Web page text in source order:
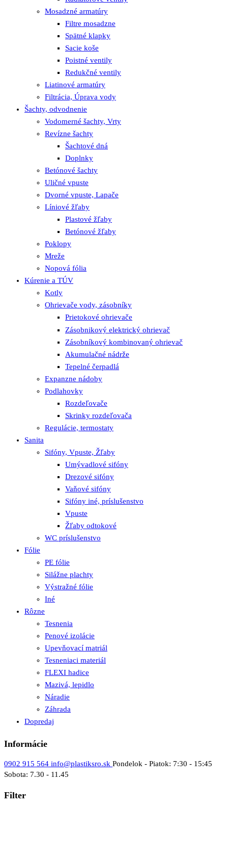
Mosadzné armatúry
Filtre mosadzne
Spätné klapky
Sacie koše
Poistné ventily
Redukčné ventily
Liatinové armatúry
Filtrácia, Úprava vody
Šachty, odvodnenie
Vodomerné šachty, Vrty
Revízne šachty
Šachtové dná
Doplnky
Betónové šachty
Uličné vpuste
Dvorné vpuste, Lapače
Líniové žľaby
Plastové žľaby
Betónové žľaby
Poklopy
Mreže
Nopová fólia
Kúrenie a TÚV
Kotly
Ohrievače vody, zásobníky
Prietokové ohrievače
Zásobnikový elektrický ohrievač
Zásobníkový kombinovaný ohrievač
Akumulačné nádrže
Tepelné čerpadlá
Expanzne nádoby
Podlahovky
Rozdeľovače
Skrinky rozdeľovača
Regulácie, termostaty
Sanita
Sifóny, Vpuste, Žľaby
Umývadlové sifóny
Drezové sifóny
Vaňové sifóny
Sifóny iné, príslušenstvo
Vpuste
Žľaby odtokové
WC príslušenstvo
Fólie
PE fólie
Silážne plachty
Výstražné fólie
Iné
Rôzne
Tesnenia
Penové izolácie
Upevňovací matriál
Tesneniaci materiál
FLEXI hadice
Mazivá, lepidlo
Náradie
Záhrada
Dopredaj
Informácie
0902 915 564 info@plastiksro.sk Pondelok - Piatok: 7:30 - 15:45
Sobota: 7.30 - 11.45
Filter